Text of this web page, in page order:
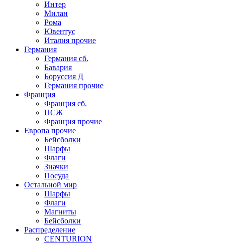
Интер
Милан
Рома
Ювентус
Италия прочие
Германия
Германия сб.
Бавария
Боруссия Д
Германия прочие
Франция
Франция сб.
ПСЖ
Франция прочие
Европа прочие
Бейсболки
Шарфы
Флаги
Значки
Посуда
Остальной мир
Шарфы
Флаги
Магниты
Бейсболки
Распределение
CENTURION